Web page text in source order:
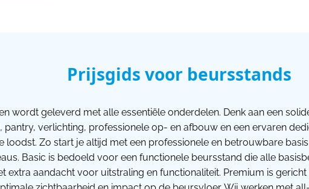
Prijsgids voor beursstands
wordt geleverd met alle essentiële onderdelen. Denk aan een
pantry, verlichting, professionele op- en afbouw en een ervaren
loodst. Zo start je altijd met een professionele en betrouwbare
Basic is bedoeld voor een functionele beursstand die alle
extra aandacht voor uitstraling en functionaliteit. Premium is